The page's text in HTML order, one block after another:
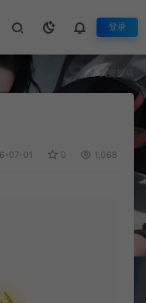
登录
我要投稿
07-01 0 1,068